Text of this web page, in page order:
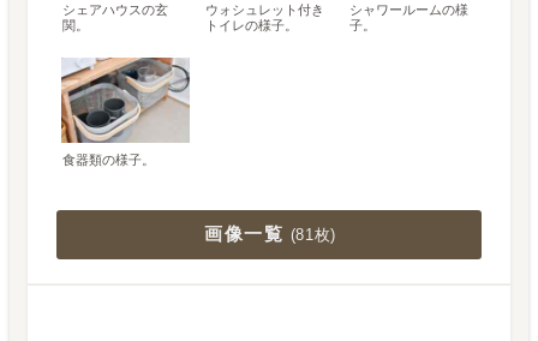
シェアハウスの玄
関。
ウォシュレット付き
トイレの様子。
シャワールームの様
子。
食器類の様子。
画像一覧 (81枚)